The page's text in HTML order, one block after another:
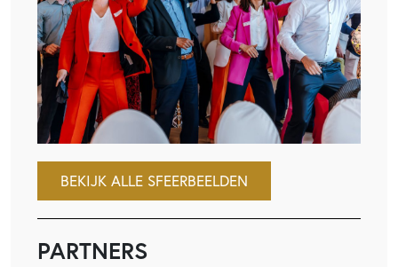
BEKIJK ALLE SFEERBEELDEN
PARTNERS